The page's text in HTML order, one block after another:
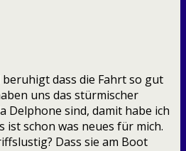
beruhigt dass die Fahrt so gut
uns das stürmischer
Delphone sind, damit habe ich
ist schon was neues für mich.
Dass sie am Boot